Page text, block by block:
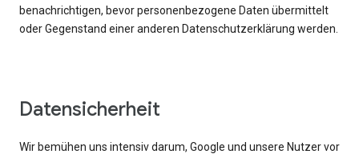
benachrichtigen, bevor personenbezogene Daten übermittelt
oder Gegenstand einer anderen Datenschutzerklärung werden.
Datensicherheit
Wir bemühen uns intensiv darum, Google und unsere Nutzer vor